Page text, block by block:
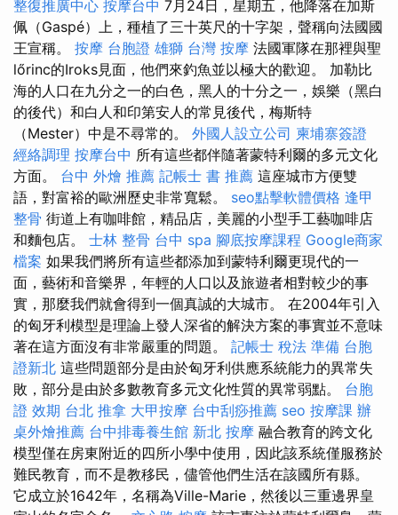
整復推廣中心 按摩台中 7月24日，星期五，他降落在加斯
佩（Gaspé）上，種植了三十英尺的十字架，聲稱向法國國
王宣稱。 按摩 台胞證 雄獅 台灣 按摩 法國軍隊在那裡與聖
lőrinc的Iroks見面，他們來釣魚並以極大的歡迎。 加勒比
海的人口在九分之一的白色，黑人的十分之一，娛樂（黑白
的後代）和白人和印第安人的常見後代，梅斯特
（Mester）中是不尋常的。 外國人設立公司 柬埔寨簽證
經絡調理 按摩台中 所有這些都伴隨著蒙特利爾的多元文化
方面。 台中 外燴 推薦 記帳士 書 推薦 這座城市方便雙
語，對富裕的歐洲歷史非常寬鬆。 seo點擊軟體價格 逢甲
整骨 街道上有咖啡館，精品店，美麗的小型手工藝咖啡店
和麵包店。 士林 整骨 台中 spa 腳底按摩課程 Google商家
檔案 如果我們將所有這些都添加到蒙特利爾更現代的一
面，藝術和音樂界，年輕的人口以及旅遊者相對較少的事
實，那麼我們就會得到一個真誠的大城市。 在2004年引入
的匈牙利模型是理論上發人深省的解決方案的事實並不意味
著在這方面沒有非常嚴重的問題。 記帳士 稅法 準備 台胞
證新北 這些問題部分是由於匈牙利供應系統能力的異常失
敗，部分是由於多數教育多元文化性質的異常弱點。 台胞
證 效期 台北 推拿 大甲按摩 台中刮痧推薦 seo 按摩課 辦
桌外燴推薦 台中排毒養生館 新北 按摩 融合教育的跨文化
模型僅在房東附近的四所小學中使用，因此該系統僅服務於
難民教育，而不是教移民，儘管他們生活在該國所有縣。
它成立於1642年，名稱為Ville-Marie，然後以三重邊界皇